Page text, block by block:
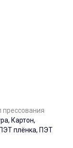
прессования
Картон,
плёнка, ПЭТ